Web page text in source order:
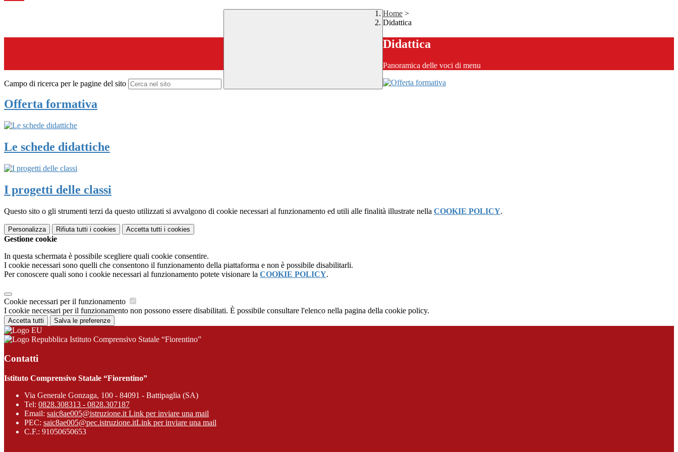
Campo di ricerca per le pagine del sito
Home >
Didattica
Didattica
Panoramica delle voci di menu
Offerta formativa
Le schede didattiche
I progetti delle classi
Questo sito o gli strumenti terzi da questo utilizzati si avvalgono di cookie necessari al funzionamento ed utili alle finalità illustrate nella COOKIE POLICY.
Personalizza Rifiuta tutti i cookies Accetta tutti i cookies
Gestione cookie
In questa schermata è possibile scegliere quali cookie consentire.
I cookie necessari sono quelli che consentono il funzionamento della piattaforma e non è possibile disabilitarli.
Per conoscere quali sono i cookie necessari al funzionamento potete visionare la COOKIE POLICY.
Cookie necessari per il funzionamento
I cookie necessari per il funzionamento non possono essere disabilitati. È possibile consultare l'elenco nella pagina della cookie policy.
Accetta tutti Salva le preferenze
Istituto Comprensivo Statale “Fiorentino”
Contatti
Istituto Comprensivo Statale “Fiorentino”
Via Generale Gonzaga, 100 - 84091 - Battipaglia (SA)
Tel: 0828.308313 - 0828.307187
Email: saic8ae005@istruzione.it Link per inviare una mail
PEC: saic8ae005@pec.istruzione.itLink per inviare una mail
C.F.: 91050650653